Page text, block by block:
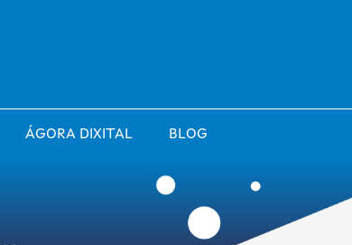
ÁGORA DIXITAL BLOG